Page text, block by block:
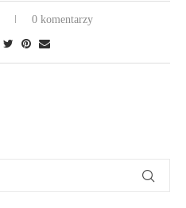
0 komentarzy